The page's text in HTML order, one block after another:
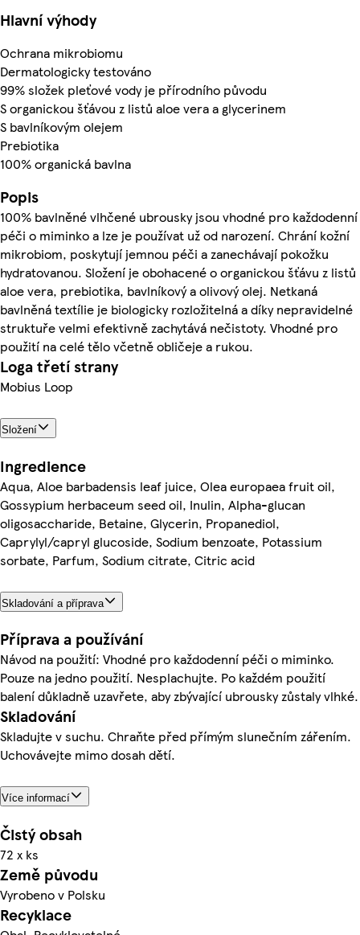
Hlavní výhody
Ochrana mikrobiomu
Dermatologicky testováno
99% složek pleťové vody je přírodního původu
S organickou šťávou z listů aloe vera a glycerinem
S bavlníkovým olejem
Prebiotika
100% organická bavlna
Popis
100% bavlněné vlhčené ubrousky jsou vhodné pro každodenní
péči o miminko a lze je používat už od narození. Chrání kožní
mikrobiom, poskytují jemnou péči a zanechávají pokožku
hydratovanou. Složení je obohacené o organickou šťávu z listů
aloe vera, prebiotika, bavlníkový a olivový olej. Netkaná
bavlněná textílie je biologicky rozložitelná a díky nepravidelné
struktuře velmi efektivně zachytává nečistoty. Vhodné pro
použití na celé tělo včetně obličeje a rukou.
Loga třetí strany
Mobius Loop
Složení
Ingredience
Aqua, Aloe barbadensis leaf juice, Olea europaea fruit oil,
Gossypium herbaceum seed oil, Inulin, Alpha-glucan
oligosaccharide, Betaine, Glycerin, Propanediol,
Caprylyl/capryl glucoside, Sodium benzoate, Potassium
sorbate, Parfum, Sodium citrate, Citric acid
Skladování a příprava
Příprava a používání
Návod na použití: Vhodné pro každodenní péči o miminko.
Pouze na jedno použití. Nesplachujte. Po každém použití
balení důkladně uzavřete, aby zbývající ubrousky zůstaly vlhké.
Skladování
Skladujte v suchu. Chraňte před přímým slunečním zářením.
Uchovávejte mimo dosah dětí.
Více informací
Čistý obsah
72 x ks
Země původu
Vyrobeno v Polsku
Recyklace